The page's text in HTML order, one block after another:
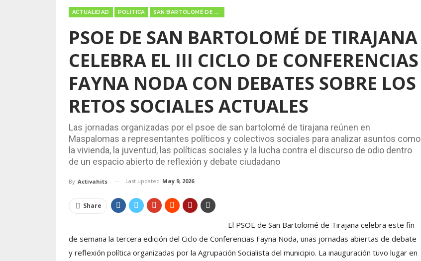
ACTUALIDAD POLITICA SAN BARTOLOMÉ DE TIRAJANA
PSOE DE SAN BARTOLOMÉ DE TIRAJANA
CELEBRA EL III CICLO DE CONFERENCIAS
FAYNA NODA CON DEBATES SOBRE LOS
RETOS SOCIALES ACTUALES
Las jornadas organizadas por el psoe de san bartolomé de tirajana reúnen en
Maspalomas a representantes políticos y colectivos sociales para analizar asuntos como
la vivienda, la juventud, las políticas sociales y la lucha contra el discurso de odio dentro
de un espacio abierto de reflexión y debate ciudadano
By Activahits Last updated May 9, 2026
Share
El PSOE de San Bartolomé de Tirajana celebra este fin
de semana la tercera edición del Ciclo de Conferencias Fayna Noda, unas jornadas abiertas de debate
y reflexión política organizadas por la Agrupación Socialista del municipio. La inauguración tuvo lugar en